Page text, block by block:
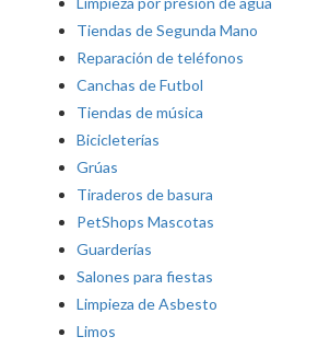
Tiendas de Segunda Mano
Reparación de teléfonos
Canchas de Futbol
Tiendas de música
Bicicleterías
Grúas
Tiraderos de basura
PetShops Mascotas
Guarderías
Salones para fiestas
Limpieza de Asbesto
Limos